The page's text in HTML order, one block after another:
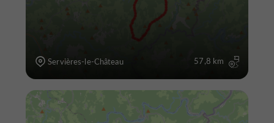
Servières-le-Château 57,8 km